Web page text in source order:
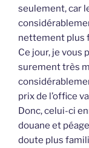
seulement, car
nettement plus
Ce jour, je vous
surement très
prix de l’office
Donc, celui-ci
douane et
doute plus